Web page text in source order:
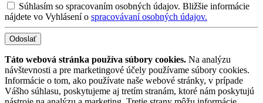
Súhlasím so spracovaním osobných údajov. Bližšie informácie
nájdete vo Vyhlásení o spracovávaní osobných údajov.
Odoslať
Táto webová stránka používa súbory cookies. Na analýzu
návštevnosti a pre marketingové účely používame súbory cookies.
Informácie o tom, ako používate naše webové stránky, v prípade
Vášho súhlasu, poskytujeme aj tretím stranám, ktoré nám poskytujú